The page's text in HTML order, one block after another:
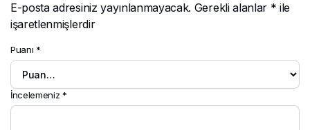
E-posta adresiniz yayınlanmayacak. Gerekli alanlar * ile
işaretlenmişlerdir
Puanı *
İncelemeniz *